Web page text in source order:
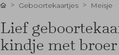
Geboortekaartjes Meisje
Lief
kindje met